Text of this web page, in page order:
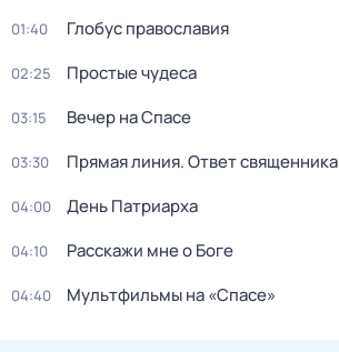
01:40 Глобус православия
02:25 Простые чудеса
03:15 Вeчер на Спасe
03:30 Прямая линия. Ответ священника
04:00 День Патриарха
04:10 Расскажи мне о Боге
04:40 Мультфильмы на «Спасе»